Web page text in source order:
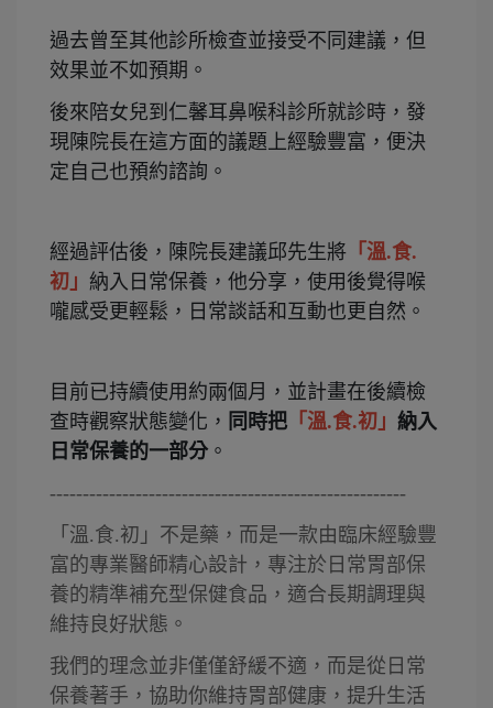
過去曾至其他診所檢查並接受不同建議，但
效果並不如預期。
後來陪女兒到仁馨耳鼻喉科診所就診時，發
現陳院長在這方面的議題上經驗豐富，便決
定自己也預約諮詢。
經過評估後，陳院長建議邱先生將 「溫.食.
初」 納入日常保養，他分享，使用後覺得喉
嚨感受更輕鬆，日常談話和互動也更自然。
目前已持續使用約兩個月，並計畫在後續檢
查時觀察狀態變化， 同時把 「溫.食.初」 納入
日常保養的一部分 。
------------------------------------------------------
「溫.食.初」不是藥，而是一款由臨床經驗豐
富的專業醫師精心設計，專注於日常胃部保
養的精準補充型保健食品，適合長期調理與
維持良好狀態。
我們的理念並非僅僅舒緩不適，而是從日常
保養著手，協助你維持胃部健康，提升生活